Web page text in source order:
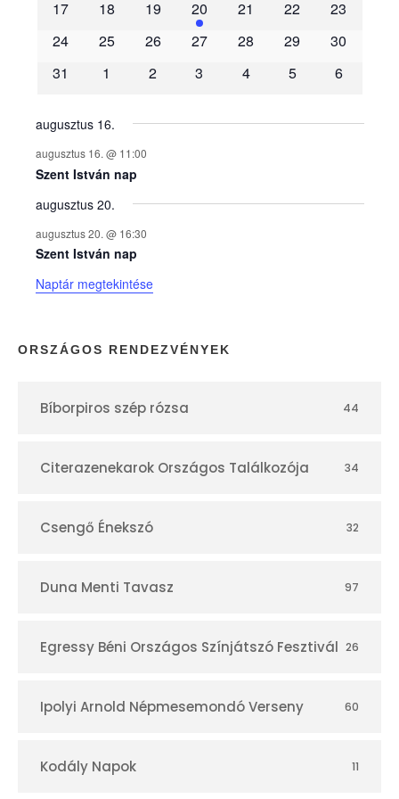
é
n
y
e
k
n
a
p
r
17
18 19 20 21 22
23
24
25 26 27 28 29
30
31
1 2 3 4 5 6
augusztus 16.
augusztus 16. @ 11:00
Szent István nap
augusztus 20.
augusztus 20. @ 16:30
Szent István nap
Naptár megtekintése
ORSZÁGOS RENDEZVÉNYEK
Bíborpiros szép rózsa 44
Citerazenekarok Országos Találkozója 34
Csengő Énekszó 32
Duna Menti Tavasz 97
Egressy Béni Országos Színjátszó Fesztivál 26
Ipolyi Arnold Népmesemondó Verseny 60
Kodály Napok 11